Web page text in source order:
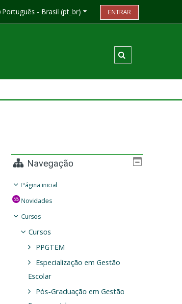
Português - Brasil ‎(pt_br)‎ ENTRAR
Navegação
Página inicial
Novidades
Cursos
Cursos
PPGTEM
Especialização em Gestão
Escolar
Pós-Graduação em Gestão